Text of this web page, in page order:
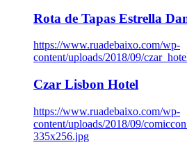
Rota de Tapas Estrella
https://www.ruadebaixo.com/wp-
content/uploads/2018/09/
Czar Lisbon Hotel
https://www.ruadebaixo.com/wp-
content/uploads/2018/09/
335x256.jpg